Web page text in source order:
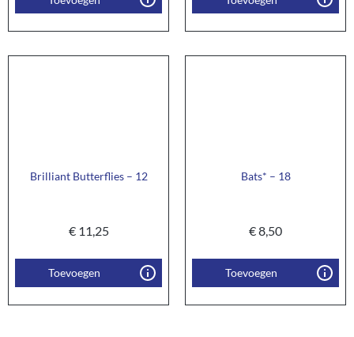
Brilliant Butterflies – 12
€11,25
Toevoegen
Bats* – 18
€8,50
Toevoegen